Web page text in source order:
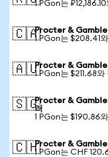
1 PGon는
🇨🇦Procter & Gamble
1 PGon는 $208.41
🇦🇺Procter & Gamble
1 PGon는 $211.68와
🇸🇬Procter & Gamble
러
1 PGon는 $190.86
🇨🇭Procter & Gamble
1 PGon는 CHF